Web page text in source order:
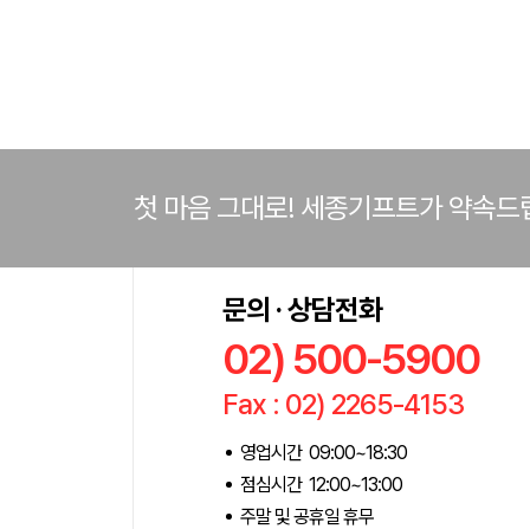
첫 마음 그대로! 세종기프트가 약속드
문의 · 상담전화
02) 500-5900
Fax : 02) 2265-4153
영업시간 09:00~18:30
점심시간 12:00~13:00
주말 및 공휴일 휴무